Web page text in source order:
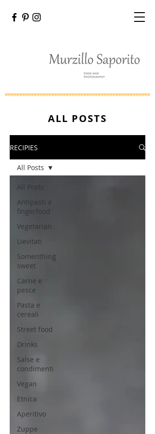
RECIPIES
All Posts
Antipasti e
fingerfood
Vegetarian
Lievitati
Somenthing
sweet
Carne e
pesce
Pasta e
cereali
Street food
Drinks
Salse e
condimenti
Vegan
Etnica
Aperitivo
Zuppe
All Posts
ALL POSTS